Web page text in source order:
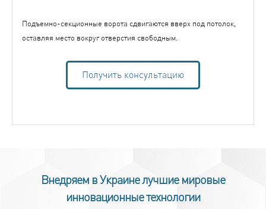
Подъемно-секционные ворота сдвигаются вверх под потолок,
оставляя место вокруг отверстия свободным.
Получить консультацию
Внедряем в Украине лучшие мировые
инновационные технологии